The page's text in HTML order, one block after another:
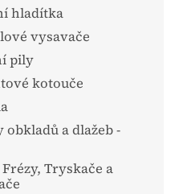
hladítka
vysavače
pily
kotouče
obkladů a dlažeb -
Tryskače a